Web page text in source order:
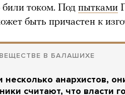
били током. Под пытками
быть причастен к
В БАЛАШИХЕ
анархистов,
считают, что власти